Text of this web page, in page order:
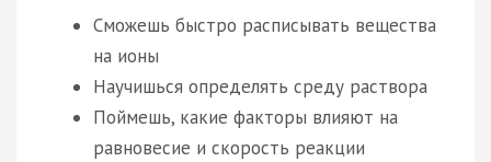
Сможешь быстро расписывать вещества
на ионы
Научишься определять среду раствора
Поймешь, какие факторы влияют на
равновесие и скорость реакции